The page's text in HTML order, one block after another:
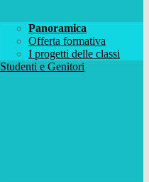
Panoramica
Offerta formativa
I progetti delle classi
Studenti e Genitori